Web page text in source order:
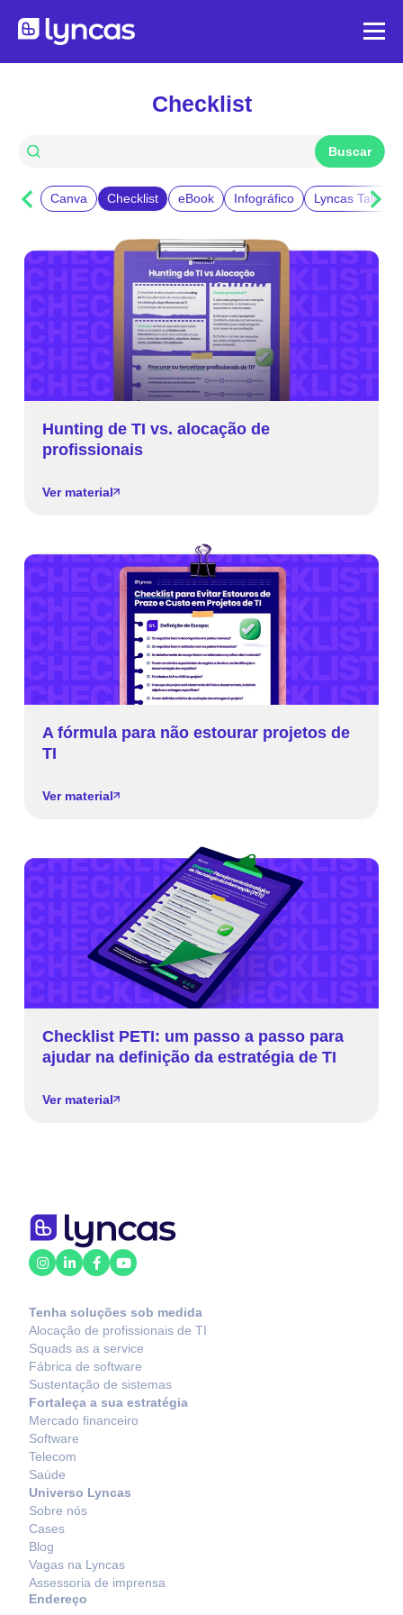
Checklist
Canva Checklist eBook Infográfico Lyncas Talks
Hunting de TI vs. alocação de
profissionais
Ver material
A fórmula para não estourar projetos de
TI
Ver material
Checklist PETI: um passo a passo para
ajudar na definição da estratégia de TI
Ver material
Tenha soluções sob medida
Alocação de profissionais de TI
Squads as a service
Fábrica de software
Sustentação de sistemas
Fortaleça a sua estratégia
Mercado financeiro
Software
Telecom
Saúde
Universo Lyncas
Sobre nós
Cases
Blog
Vagas na Lyncas
Assessoria de imprensa
Endereço